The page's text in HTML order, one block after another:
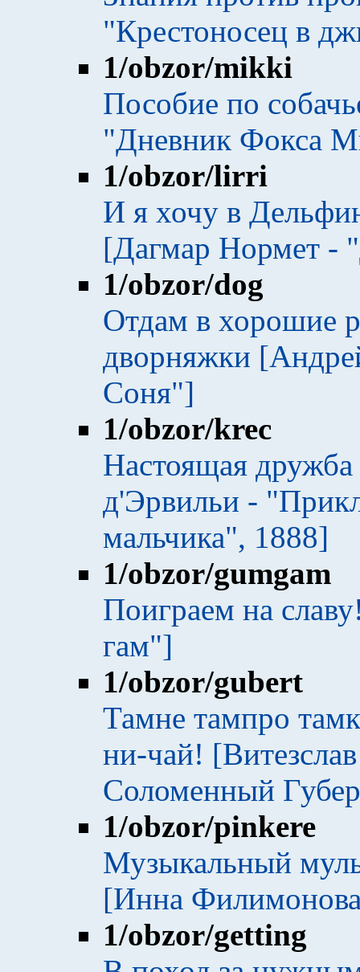
"Крестоносец в
1/obzor/mikki
Пособие по
"Дневник Фокса
1/obzor/lirri
И я хочу в
[Дагмар Нормет -
1/obzor/dog
Отдам в хорошие
дворняжки
Соня"]
1/obzor/krec
Настоящая
д'Эрвильи -
мальчика", 1888]
1/obzor/gumgam
Поиграем на
гам"]
1/obzor/gubert
Тамне тампро
ни-чай!
Соломенный
1/obzor/pinkere
Музыкальный
[Инна
1/obzor/getting